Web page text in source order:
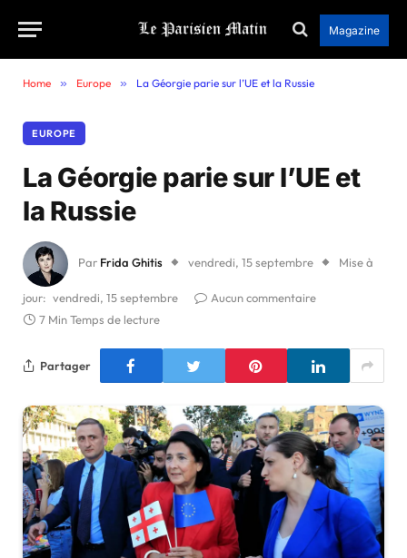
Magazine
Home » Europe » La Géorgie parie sur l’UE et la Russie
EUROPE
La Géorgie parie sur l’UE et
la Russie
Par Frida Ghitis vendredi, 15 septembre Mise à
jour: vendredi, 15 septembre
Aucun commentaire
7 Min Temps de lecture
Partager